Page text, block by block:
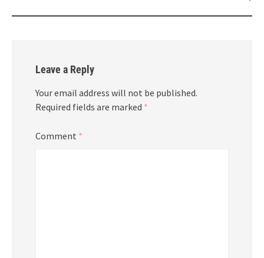
Leave a Reply
Your email address will not be published.
Required fields are marked *
Comment *